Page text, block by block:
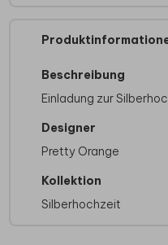
Beschreibung
Einladung zur
Designer
Pretty Orange
Kollektion
Silberhochzeit